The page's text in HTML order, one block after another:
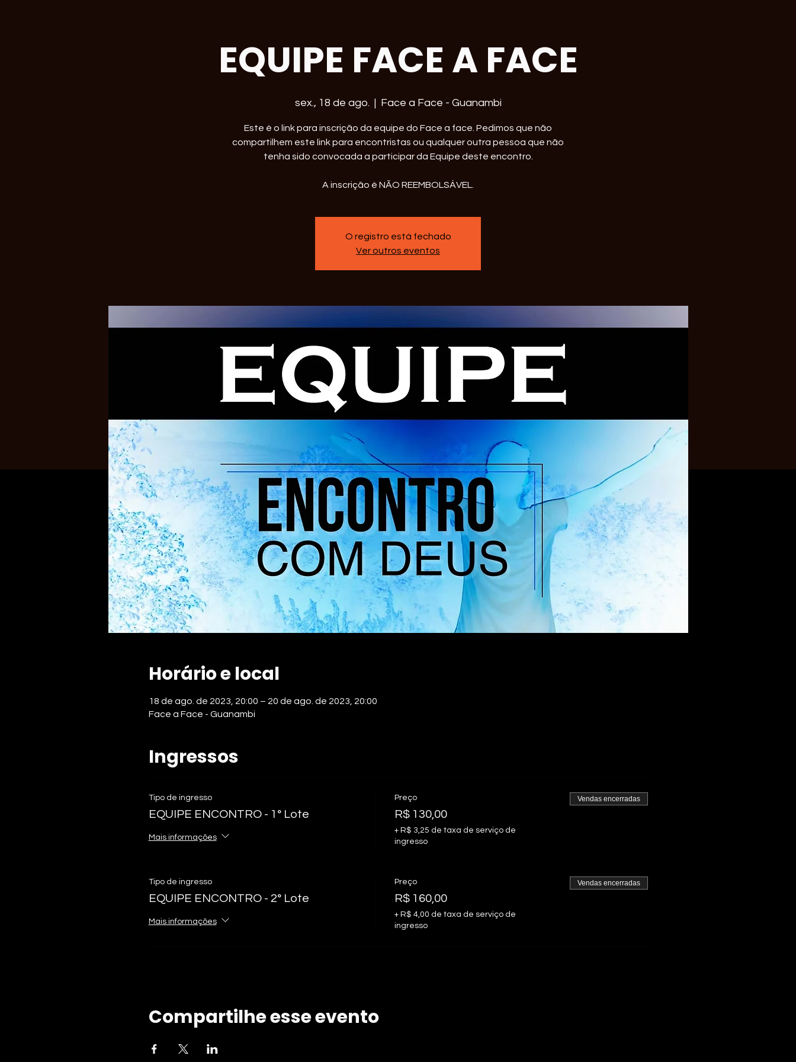
EQUIPE FACE A FACE
sex., 18 de ago.
  |
Face a Face - Guanambi
Este é o link para inscrição da equipe do Face a face. Pedimos que não
compartilhem este link para encontristas ou qualquer outra pessoa que não
tenha sido convocada a participar da Equipe deste encontro.
A inscrição é NÃO REEMBOLSÁVEL.
O registro está fechado
Ver outros eventos
Horário e local
18 de ago. de 2023, 20:00 – 20 de ago. de 2023, 20:00
Face a Face - Guanambi
Ingressos
Tipo de ingresso
EQUIPE ENCONTRO - 1° Lote
Mais informações
Preço
R$ 130,00
+ R$ 3,25 de taxa de serviço de
ingresso
Vendas encerradas
Tipo de ingresso
EQUIPE ENCONTRO - 2° Lote
Mais informações
Preço
R$ 160,00
+ R$ 4,00 de taxa de serviço de
ingresso
Vendas encerradas
Compartilhe esse evento